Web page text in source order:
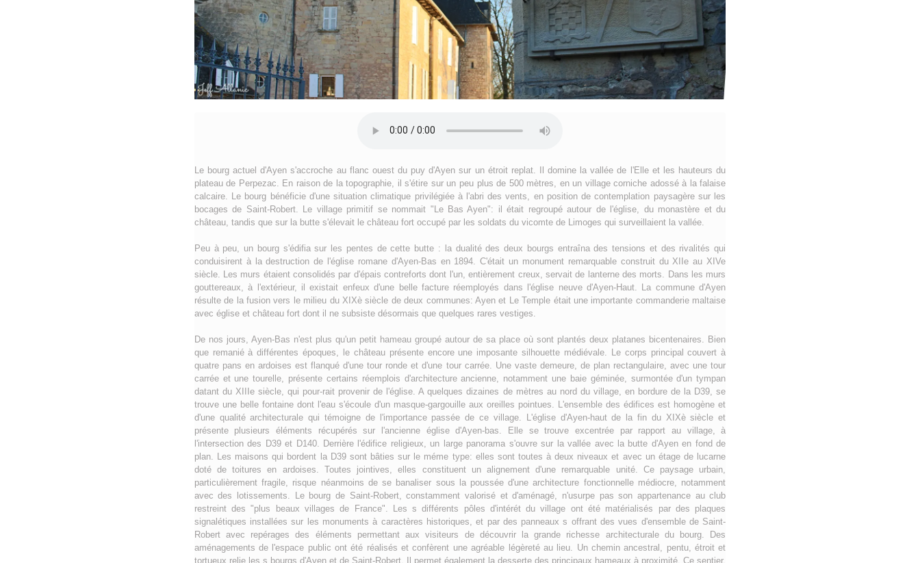
Le bourg actuel d'Ayen s'accroche au flanc ouest du puy d'Ayen sur un étroit replat. Il domine la vallée de l'Elle et les hauteurs du
plateau de Perpezac. En raison de la topographie, il s'étire sur un peu plus de 500 mètres, en un village corniche adossé à la falaise
calcaire. Le bourg bénéficie d'une situation climatique privilégiée à l'abri des vents, en position de contemplation paysagère sur les
bocages de Saint-Robert. Le village primitif se nommait "Le Bas Ayen": il était regroupé autour de l'église, du monastère et du
château, tandis que sur la butte s'élevait le château fort occupé par les soldats du vicomte de Limoges qui surveillaient la vallée.
Peu à peu, un bourg s'édifia sur les pentes de cette butte : la dualité des deux bourgs entraîna des tensions et des rivalités qui
conduisirent à la destruction de l'église romane d'Ayen-Bas en 1894. C'était un monument remarquable construit du XIIe au XIVe
siècle. Les murs étaient consolidés par d'épais contreforts dont l'un, entièrement creux, servait de lanterne des morts. Dans les murs
gouttereaux, à l'extérieur, il existait enfeux d'une belle facture réemployés dans l'église neuve d'Ayen-Haut. La commune d'Ayen
résulte de la fusion vers le milieu du XIXè siècle de deux communes: Ayen et Le Temple était une importante commanderie maltaise
avec église et château fort dont il ne subsiste désormais que quelques rares vestiges.
De nos jours, Ayen-Bas n'est plus qu'un petit hameau groupé autour de sa place où sont plantés deux platanes bicentenaires. Bien
que remanié à différentes époques, le château présente encore une imposante silhouette médiévale. Le corps principal couvert à
quatre pans en ardoises est flanqué d'une tour ronde et d'une tour carrée. Une vaste demeure, de plan rectangulaire, avec une tour
carrée et une tourelle, présente certains réemplois d'architecture ancienne, notamment une baie géminée, surmontée d'un tympan
datant du XIIIe siècle, qui pour-rait provenir de l'église. A quelques dizaines de mètres au nord du village, en bordure de la D39, se
trouve une belle fontaine dont l'eau s'écoule d'un masque-gargouille aux oreilles pointues. L'ensemble des édifices est homogène et
d'une qualité architecturale qui témoigne de l'importance passée de ce village. L'église d'Ayen-haut de la fin du XIXè siècle et
présente plusieurs éléments récupérés sur l'ancienne église d'Ayen-bas. Elle se trouve excentrée par rapport au village, à
l'intersection des D39 et D140. Derrière l'édifice religieux, un large panorama s'ouvre sur la vallée avec la butte d'Ayen en fond de
plan. Les maisons qui bordent la D39 sont bâties sur le méme type: elles sont toutes à deux niveaux et avec un étage de lucarne
doté de toitures en ardoises. Toutes jointives, elles constituent un alignement d'une remarquable unité. Ce paysage urbain,
particulièrement fragile, risque néanmoins de se banaliser sous la poussée d'une architecture fonctionnelle médiocre, notamment
avec des lotissements. Le bourg de Saint-Robert, constamment valorisé et d'aménagé, n'usurpe pas son appartenance au club
restreint des "plus beaux villages de France". Les s différents pôles d'intérét du village ont été matérialisés par des plaques
signalétiques installées sur les monuments à caractères historiques, et par des panneaux s offrant des vues d'ensemble de Saint-
Robert avec repérages des éléments permettant aux visiteurs de découvrir la grande richesse architecturale du bourg. Des
aménagements de l'espace public ont été réalisés et confèrent une agréable légèreté au lieu. Un chemin ancestral, pentu, étroit et
tortueux relie les s bourgs d'Ayen et de Saint-Robert. Il permet également la desserte des principaux hameaux à proximité. Ce sentier,